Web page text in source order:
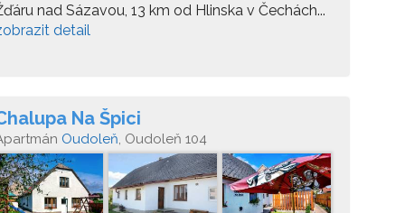
nad Sázavou, 13 km od Hlinska v Čechách...
detail
Na Špici
Oudoleň, Oudoleň 104